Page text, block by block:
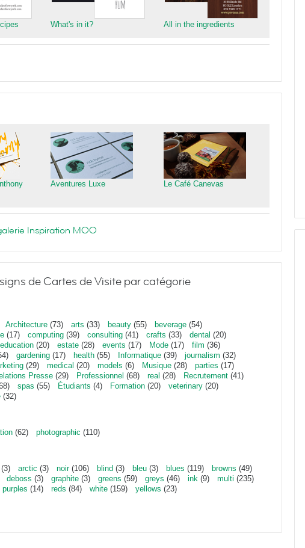
What's in it? All in the ingredients
Aventures Luxe Le Café Canevas
Inspiration MOO
de Cartes de Visite par catégorie
Architecture (73) arts (33) beauty (55) beverage (54)
(17) computing (39) consulting (41) crafts (33) dental (20)
education (20) estate (28) events (17) Mode (17) film (36)
gardening (17) health (55) Informatique (39) journalism (32)
(29) medical (20) models (6) Musique (28) parties (17)
Presse (29) Professionnel (68) real (28) Recrutement (41)
spas (55) Étudiants (4) Formation (20) veterinary (20)
(32)
(62) photographic (110)
(3) arctic (3) noir(106) blind (3) bleu (3) blues (119) browns (49)
deboss (3) graphite (3) greens (59) greys (46) ink (9) multi (235)
purples (14) reds (84) white (159) yellows (23)